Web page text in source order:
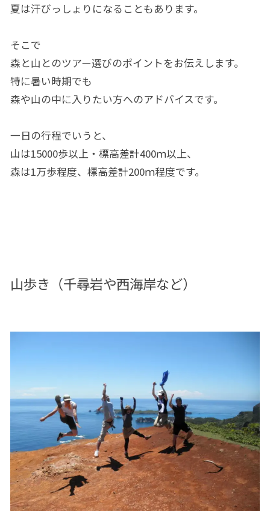
夏は汗びっしょりになることもあります。
そこで
森と山とのツアー選びのポイントをお伝えします。
特に暑い時期でも
森や山の中に入りたい方へのアドバイスです。
一日の行程でいうと、
山は15000歩以上・標高差計400ｍ以上、
森は1万歩程度、標高差計200ｍ程度です。
山歩き（千尋岩や西海岸など）